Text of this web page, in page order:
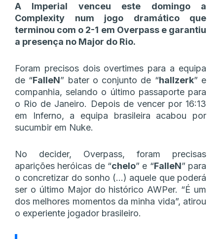
A Imperial venceu este domingo a
Complexity num jogo dramático que
terminou com o 2-1 em Overpass e garantiu
a presença no Major do Rio.
Foram precisos dois overtimes para a equipa
de “FalleN” bater o conjunto de “hallzerk” e
companhia, selando o último passaporte para
o Rio de Janeiro. Depois de vencer por 16:13
em Inferno, a equipa brasileira acabou por
sucumbir em Nuke.
No decider, Overpass, foram precisas
aparições heróicas de “chelo” e “FalleN” para
o concretizar do sonho (…) aquele que poderá
ser o último Major do histórico AWPer. “É um
dos melhores momentos da minha vida”, atirou
o experiente jogador brasileiro.